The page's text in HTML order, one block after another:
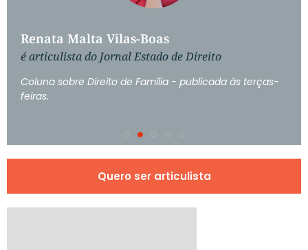
Coluna sobre Direito de Família - publicada às terças-
feiras.
Renata Malta Vilas-Boas
é articulista do Jornal Estado de Direito
Quero ser articulista